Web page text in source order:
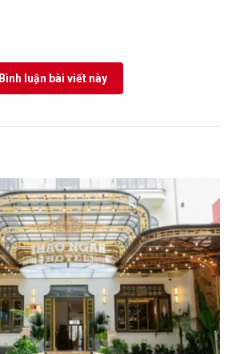
Bình luận bài viết này